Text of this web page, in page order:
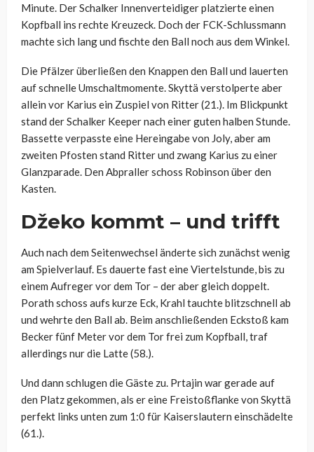
Minute. Der Schalker Innenverteidiger platzierte einen
Kopfball ins rechte Kreuzeck. Doch der FCK-Schlussmann
machte sich lang und fischte den Ball noch aus dem Winkel.
Die Pfälzer überließen den Knappen den Ball und lauerten
auf schnelle Umschaltmomente. Skyttä verstolperte aber
allein vor Karius ein Zuspiel von Ritter (21.). Im Blickpunkt
stand der Schalker Keeper nach einer guten halben Stunde.
Bassette verpasste eine Hereingabe von Joly, aber am
zweiten Pfosten stand Ritter und zwang Karius zu einer
Glanzparade. Den Abpraller schoss Robinson über den
Kasten.
Džeko kommt – und trifft
Auch nach dem Seitenwechsel änderte sich zunächst wenig
am Spielverlauf. Es dauerte fast eine Viertelstunde, bis zu
einem Aufreger vor dem Tor – der aber gleich doppelt.
Porath schoss aufs kurze Eck, Krahl tauchte blitzschnell ab
und wehrte den Ball ab. Beim anschließenden Eckstoß kam
Becker fünf Meter vor dem Tor frei zum Kopfball, traf
allerdings nur die Latte (58.).
Und dann schlugen die Gäste zu. Prtajin war gerade auf
den Platz gekommen, als er eine Freistoßflanke von Skyttä
perfekt links unten zum 1:0 für Kaiserslautern einschädelte
(61.).